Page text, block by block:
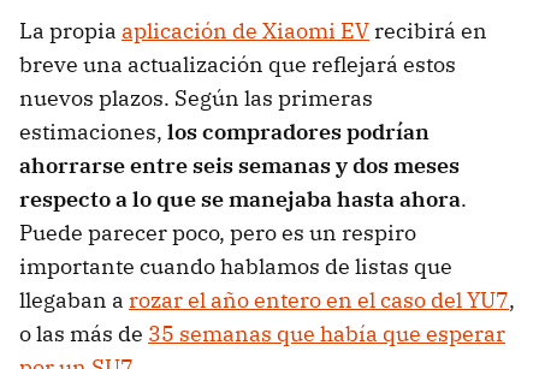
La propia aplicación de Xiaomi EV recibirá en
breve una actualización que reflejará estos
nuevos plazos. Según las primeras
estimaciones, los compradores podrían
ahorrarse entre seis semanas y dos meses
respecto a lo que se manejaba hasta ahora.
Puede parecer poco, pero es un respiro
importante cuando hablamos de listas que
llegaban a rozar el año entero en el caso del YU7,
o las más de 35 semanas que había que esperar